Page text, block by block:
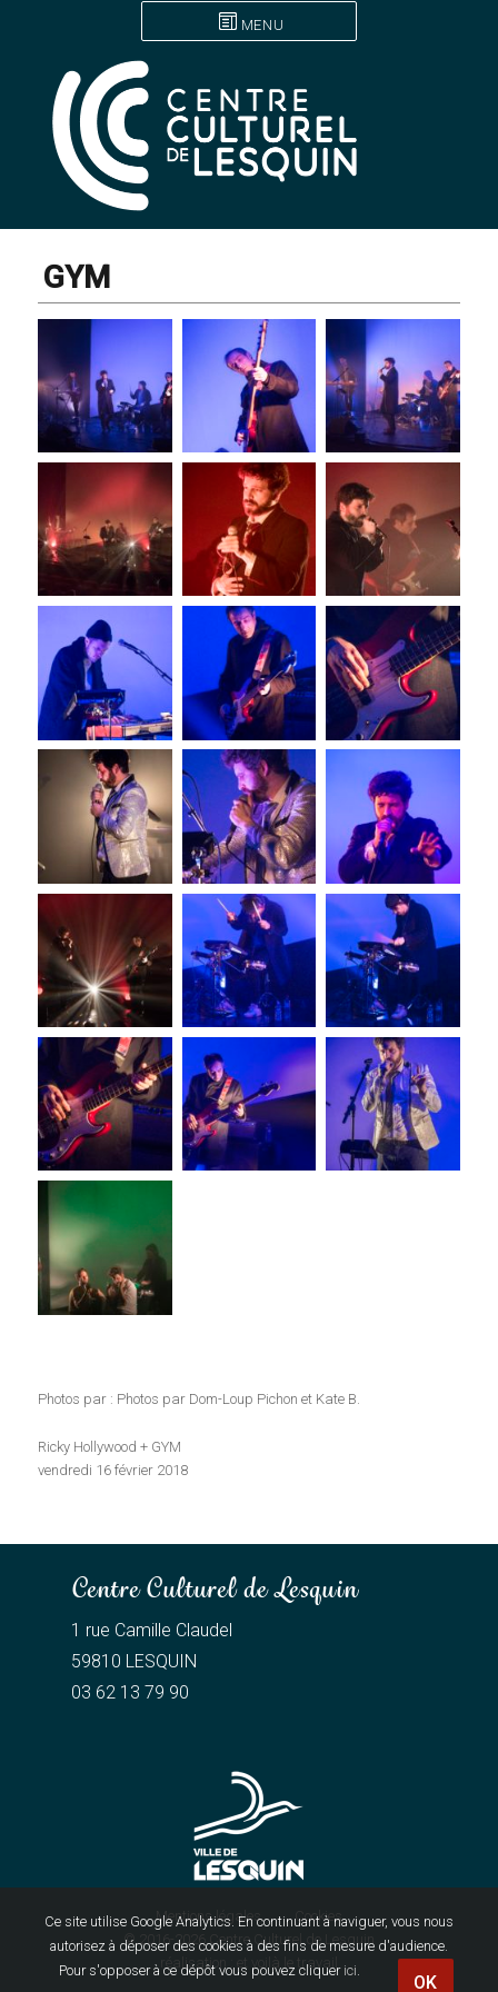
Ce site utilise Google Analytics. En continuant à naviguer, vous nous
autorisez à déposer des cookies à des fins de mesure d'audience.
Pour s'opposer à ce dépôt vous pouvez cliquer ici.
MENU
GYM
Photos par : Photos par Dom-Loup Pichon et Kate B.
Ricky Hollywood + GYM
vendredi 16 février 2018
Centre Culturel de Lesquin
1 rue Camille Claudel
59810 LESQUIN
03 62 13 79 90
Mentions légales
Cookies
© 2016-2026Centre Culturel de Lesquin
réalisation : et voilà le travail